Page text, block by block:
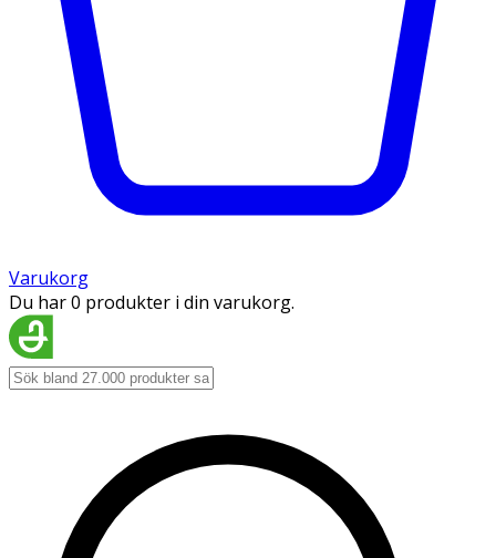
Varukorg
Du har 0 produkter i din varukorg.